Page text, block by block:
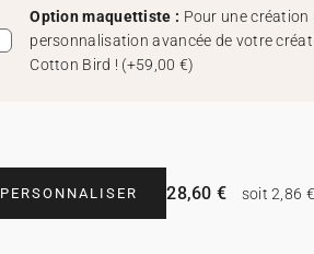
Option maquettiste : Pour une création
personnalisation avancée de votre
Cotton Bird ! (+59,00 €)
PERSONNALISER 28,60 € soit 2,86